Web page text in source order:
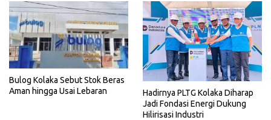
Bulog Kolaka Sebut Stok Beras
Aman hingga Usai Lebaran
Hadirnya PLTG Kolaka Diharap
Jadi Fondasi Energi Dukung
Hilirisasi Industri